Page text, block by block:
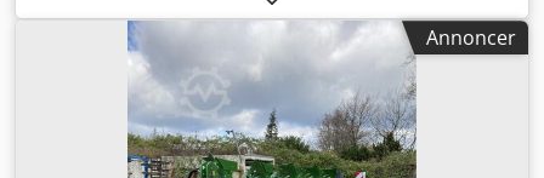
indsatsplader til STW / 35, 1 sæt skiveskærsbeslag til
Variopf skiveskær D 500 takket og / affjedret, 1 Dcedpfxer
Annoncer